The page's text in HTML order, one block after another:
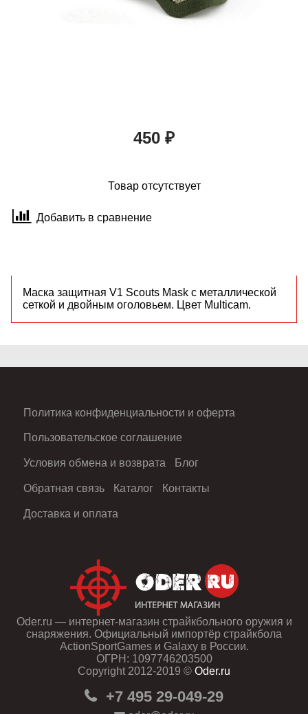
450 ₽
Товар отсутствует
Добавить в сравнение
Маска защитная V1 Scouts Mask с металлической
сеткой и двойным оголовьем. Цвет Multicam.
Oder.ru — интернет-магазин страйкбольного оружия и
снаряжения. Официальный импортёр страйкбола
ActionSportGames и Galaxy в России.
ОГРН: 1097746203500
Copyright 2012-2019 © Oder.ru
+7 495 29-049-29
Политика конфиденциальности и оферта
Пользовательское соглашение
Условия обмена и возврата Блог
Обратная связь Каталог Контакты
Доставка и оплата